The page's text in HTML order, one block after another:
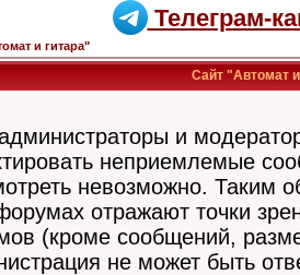
Телеграм-
и гитара"
Сайт "Автомат и
и
неприемлемые
невозможно. Таким
отражают точки
(кроме сообщений,
не может быть